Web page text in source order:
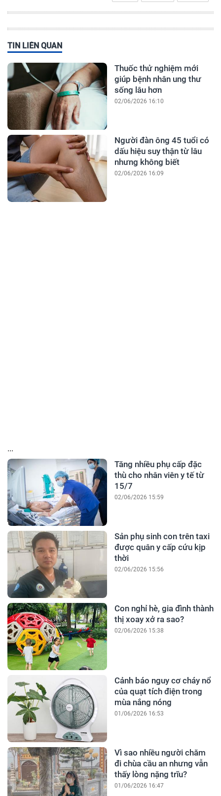
TIN LIÊN QUAN
Thuốc thử nghiệm mới
giúp bệnh nhân ung thư
sống lâu hơn
02/06/2026 16:10
Người đàn ông 45 tuổi có
dấu hiệu suy thận từ lâu
nhưng không biết
02/06/2026 16:09
...
Tăng nhiều phụ cấp đặc
thù cho nhân viên y tế từ
15/7
02/06/2026 15:59
Sản phụ sinh con trên taxi
được quân y cấp cứu kịp
thời
02/06/2026 15:56
Con nghỉ hè, gia đình thành
thị xoay xở ra sao?
02/06/2026 15:38
Cảnh báo nguy cơ cháy nổ
của quạt tích điện trong
mùa nắng nóng
01/06/2026 16:53
Vì sao nhiều người chăm
đi chùa cầu an nhưng vẫn
thấy lòng nặng trĩu?
01/06/2026 16:47